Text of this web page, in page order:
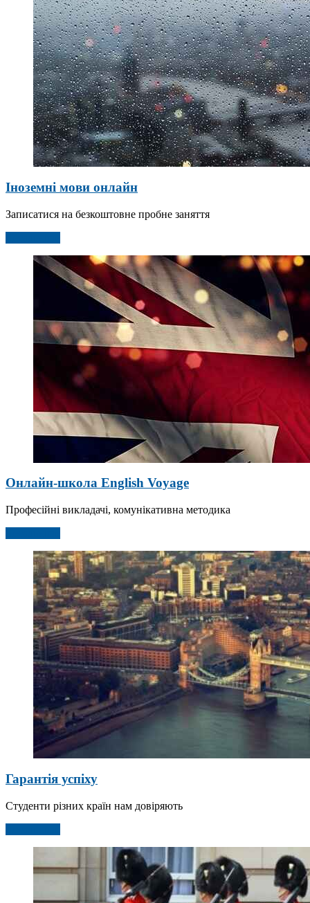
Іноземні мови онлайн
Записатися на безкоштовне пробне заняття
Онлайн-школа English Voyage
Професійні викладачі, комунікативна методика
Гарантія успіху
Студенти різних країн нам довіряють